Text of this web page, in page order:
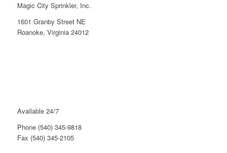
Magic City Sprinkler, Inc.
1601 Granby Street NE
Roanoke, Virginia 24012
Available 24/7
Phone (540) 345-9818
Fax (540) 345-2105